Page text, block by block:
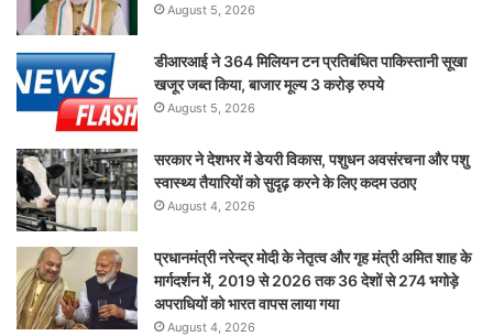
August 5, 2026
डीआरआई ने 364 मिलियन टन प्रतिबंधित पाकिस्तानी सूखा
खजूर जब्त किया, बाजार मूल्य 3 करोड़ रुपये
August 5, 2026
सरकार ने देशभर में डेयरी विकास, पशुधन अवसंरचना और पशु
स्वास्थ्य तैयारियों को सुदृढ़ करने के लिए कदम उठाए
August 4, 2026
प्रधानमंत्री नरेन्द्र मोदी के नेतृत्व और गृह मंत्री अमित शाह के
मार्गदर्शन में, 2019 से 2026 तक 36 देशों से 274 भगोड़े
अपराधियों को भारत वापस लाया गया
August 4, 2026